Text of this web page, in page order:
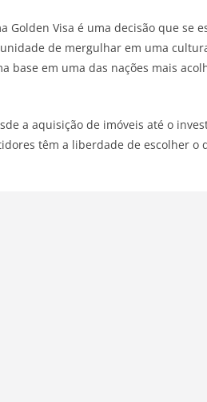
Visa é uma decisão que se
de mergulhar em uma
base em uma das nações mais
a aquisição de imóveis até o
têm a liberdade de escolher o